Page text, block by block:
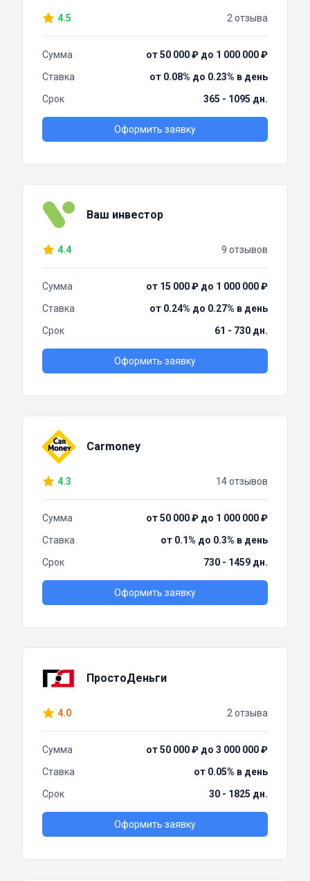
4.5 2 отзыва
Сумма
от 50 000 ₽ до 1 000 000 ₽
Ставка
от 0.08% до 0.23% в день
Срок
365 - 1095 дн.
Оформить заявку
Ваш инвестор
4.4 9 отзывов
Сумма
от 15 000 ₽ до 1 000 000 ₽
Ставка
от 0.24% до 0.27% в день
Срок
61 - 730 дн.
Оформить заявку
Carmoney
4.3 14 отзывов
Сумма
от 50 000 ₽ до 1 000 000 ₽
Ставка
от 0.1% до 0.3% в день
Срок
730 - 1459 дн.
Оформить заявку
ПростоДеньги
4.0 2 отзыва
Сумма
от 50 000 ₽ до 3 000 000 ₽
Ставка
от 0.05% в день
Срок
30 - 1825 дн.
Оформить заявку